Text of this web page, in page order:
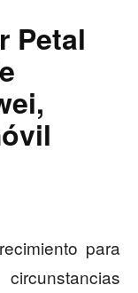
Petal
para